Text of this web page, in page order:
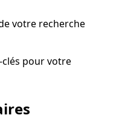
votre recherche
pour votre